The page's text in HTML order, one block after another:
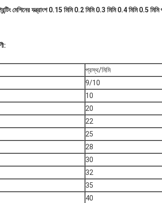
মেশিনের যন্ত্রাংশ 0.15 মিমি 0.2 মিমি 0.3 মিমি 0.4 মিমি 0.5
প্রস্থ/মিমি
9/10
10
20
22
25
28
30
32
35
40